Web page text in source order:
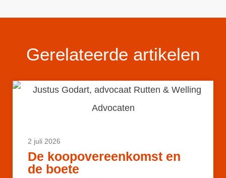
Gerelateerde artikelen
2 juli 2026
De koopovereenkomst en
de boete